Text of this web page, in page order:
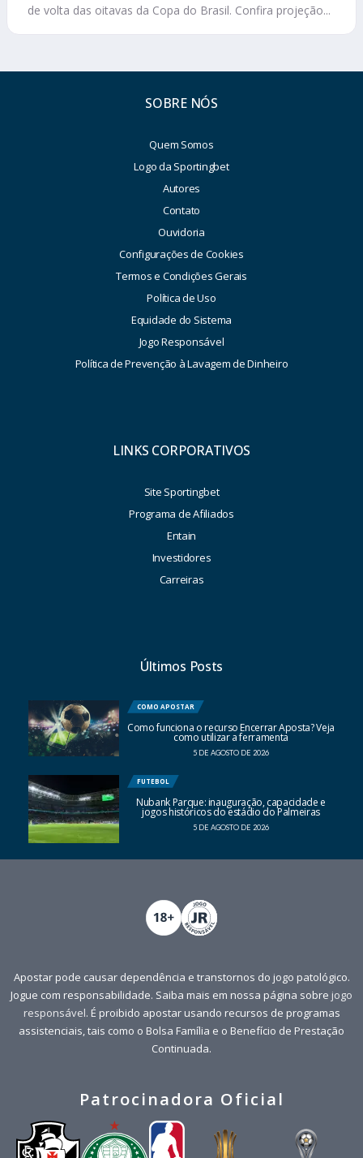
de volta das oitavas da Copa do Brasil. Confira projeção...
SOBRE NÓS
Quem Somos
Logo da Sportingbet
Autores
Contato
Ouvidoria
Configurações de Cookies
Termos e Condições Gerais
Política de Uso
Equidade do Sistema
Jogo Responsável
Política de Prevenção à Lavagem de Dinheiro
LINKS CORPORATIVOS
Site Sportingbet
Programa de Afiliados
Entain
Investidores
Carreiras
Últimos Posts
COMO APOSTAR
Como funciona o recurso Encerrar Aposta? Veja
como utilizar a ferramenta
5 DE AGOSTO DE 2026
FUTEBOL
Nubank Parque: inauguração, capacidade e
jogos históricos do estádio do Palmeiras
5 DE AGOSTO DE 2026
Apostar pode causar dependência e transtornos do jogo patológico.
Jogue com responsabilidade. Saiba mais em nossa página sobre jogo
responsável. É proibido apostar usando recursos de programas
assistenciais, tais como o Bolsa Família e o Benefício de Prestação
Continuada.
Patrocinadora Oficial